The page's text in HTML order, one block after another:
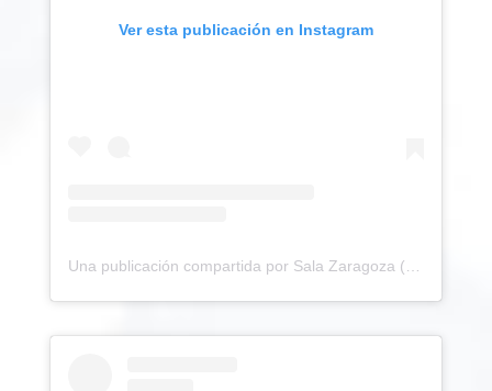
Ver esta publicación en Instagram
Una publicación compartida por Sala Zaragoza (@salazaragoza)